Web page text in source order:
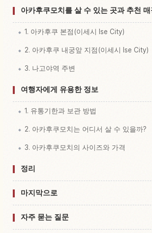
아카후쿠모치를 살 수 있는 곳과 추천
1. 아카후쿠 본점(이세시 Ise City)
2. 아카후쿠 내궁앞 지점(이세시 Ise City)
3. 나고야역 주변
여행자에게 유용한 정보
1. 유통기한과 보관 방법
2. 아카후쿠모치는 어디서 살 수 있을까?
3. 아카후쿠모치의 사이즈와 가격
정리
마지막으로
자주 묻는 질문